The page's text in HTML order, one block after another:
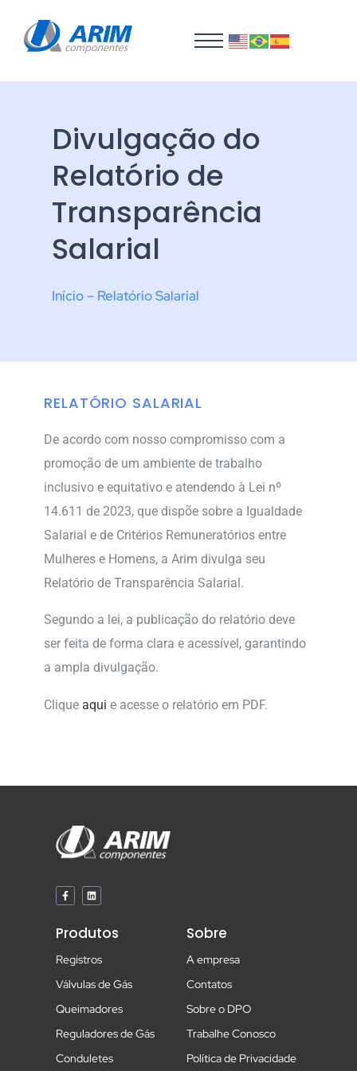
Divulgação do
Relatório de
Transparência
Salarial
Início – Relatório Salarial
RELATÓRIO SALARIAL
De acordo com nosso compromisso com a
promoção de um ambiente de trabalho
inclusivo e equitativo e atendendo à Lei nº
14.611 de 2023, que dispõe sobre a Igualdade
Salarial e de Critérios Remuneratórios entre
Mulheres e Homens, a Arim divulga seu
Relatório de Transparência Salarial.
Segundo a lei, a publicação do relatório deve
ser feita de forma clara e acessível, garantindo
a ampla divulgação.
Clique aqui e acesse o relatório em PDF.
F
a
c
o
k
-
L
i
n
d
n
Produtos
Registros
Válvulas de Gás
Queimadores
Reguladores de Gás
Conduletes
Sobre
A empresa
Contatos
Sobre o DPO
Trabalhe Conosco
Política de Privacidade